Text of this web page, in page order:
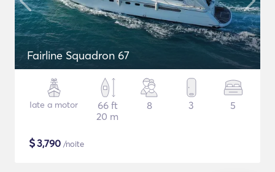
Fairline Squadron 67
Iate a motor
66 ft
20 m
8 3 5
$3,790 /noite